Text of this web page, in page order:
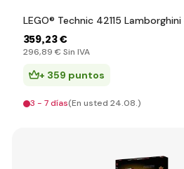
LEGO® Technic 42115 Lamborghini
359,23 €
296,89 € Sin IVA
+ 359 puntos
3 - 7 días(En usted 24.08.)